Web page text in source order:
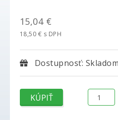
15,04 €
18,50 € s DPH
Dostupnosť: Skladom